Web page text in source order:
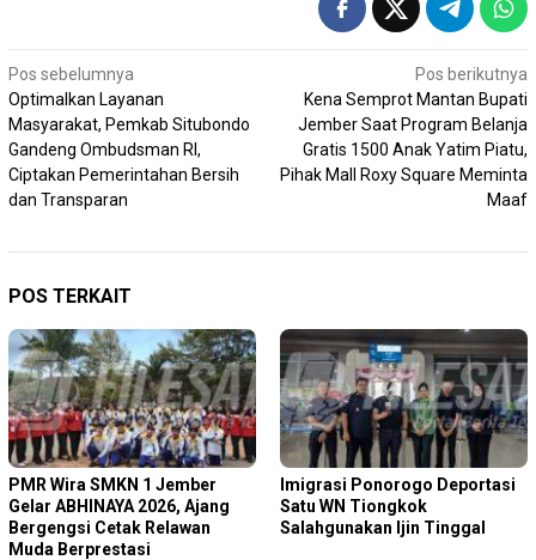
Navigasi
pos
Pos sebelumnya
Optimalkan Layanan
Masyarakat, Pemkab Situbondo
Gandeng Ombudsman RI,
Ciptakan Pemerintahan Bersih
dan Transparan
Pos berikutnya
Kena Semprot Mantan Bupati
Jember Saat Program Belanja
Gratis 1500 Anak Yatim Piatu,
Pihak Mall Roxy Square Meminta
Maaf
POS TERKAIT
PMR Wira SMKN 1 Jember
Gelar ABHINAYA 2026, Ajang
Bergengsi Cetak Relawan
Muda Berprestasi
Imigrasi Ponorogo Deportasi
Satu WN Tiongkok
Salahgunakan Ijin Tinggal